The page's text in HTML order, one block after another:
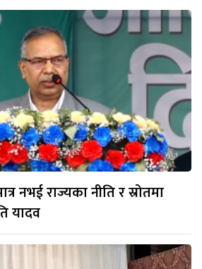
नभई राज्यका नीति र स्रोतमा
यादव